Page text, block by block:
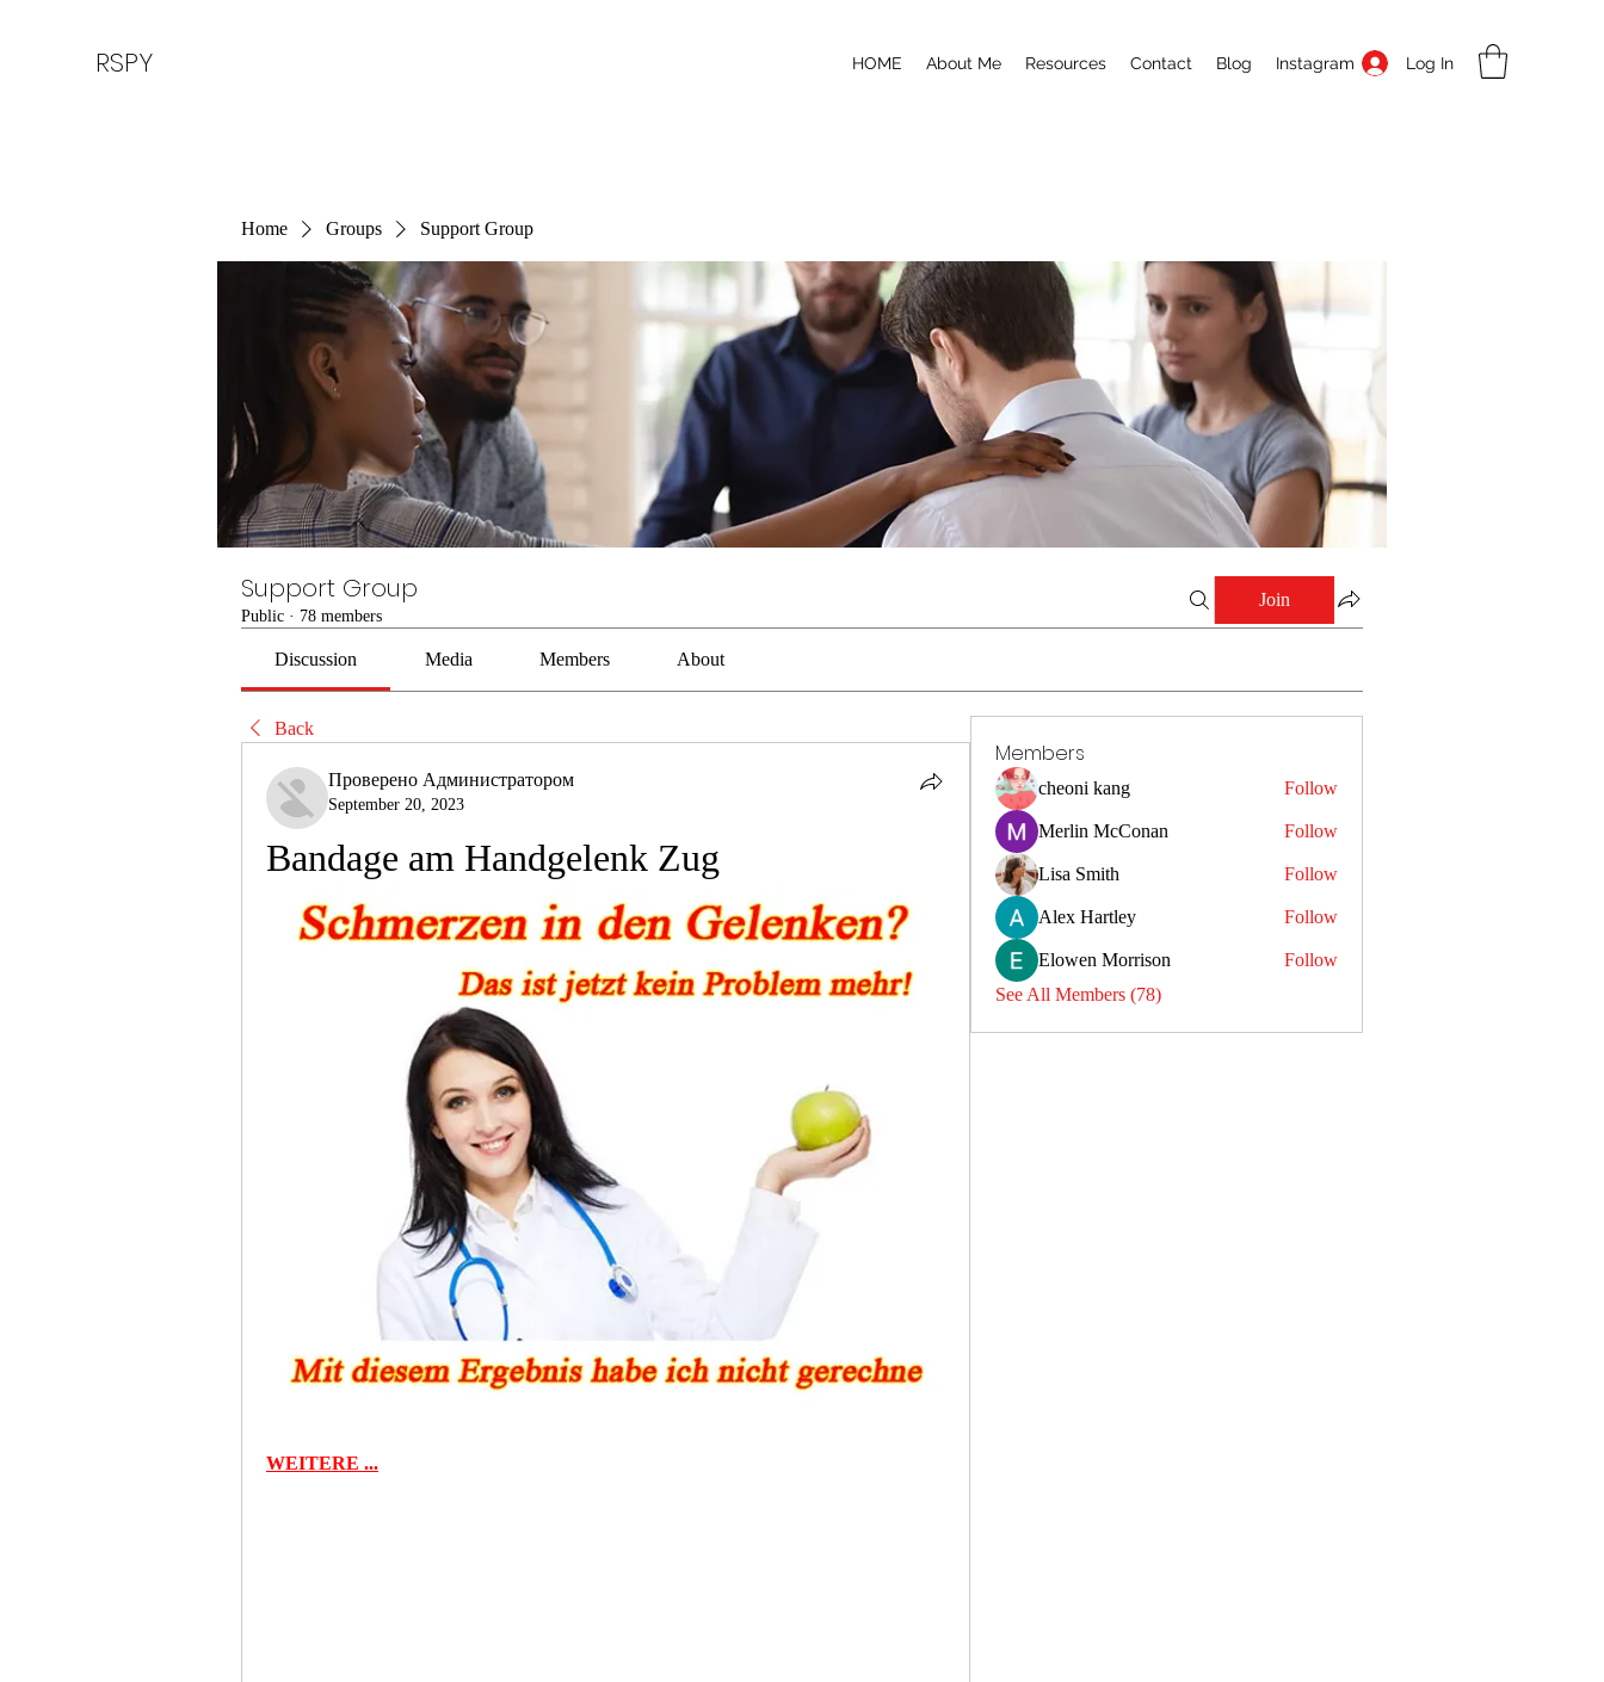
RSPY HOME About Me Resources Contact Blog Instagram Log In
Home Groups Support Group
Support Group
Public · 78 members
Join
Discussion Media Members About
Back
Проверено Администратором
September 20, 2023
Bandage am Handgelenk Zug
WEITERE ...
Members
cheoni kang Follow
Merlin McConan Follow
Lisa Smith Follow
Alex Hartley Follow
Elowen Morrison
Follow
See All Members (78)